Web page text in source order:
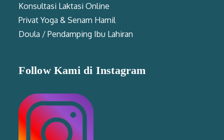
Konsultasi Laktasi Online
Privat Yoga & Senam Hamil
Doula / Pendamping Ibu Lahiran
Follow Kami di Instagram